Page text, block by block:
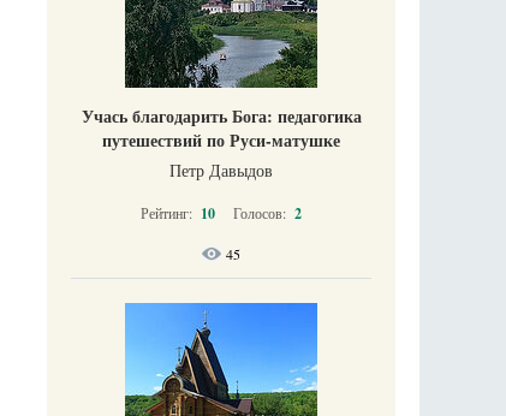
Учась благодарить Бога: педагогика
путешествий по Руси-матушке
Петр Давыдов
Рейтинг: 10 Голосов: 2
45